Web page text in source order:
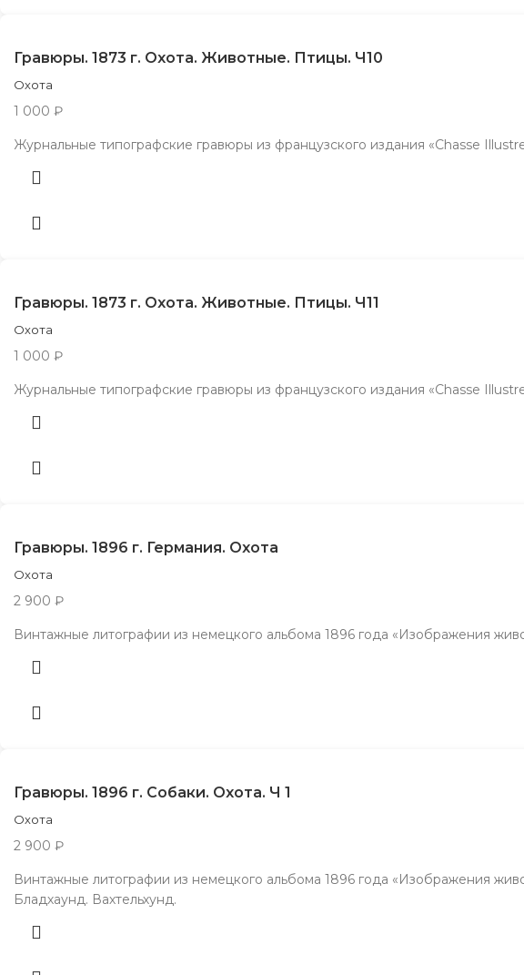
Гравюры. 1873 г. Охота. Животные. Птицы. Ч10
Охота
1 000 ₽
Журнальные типографские гравюры из французского издания «Chasse
Гравюры. 1873 г. Охота. Животные. Птицы. Ч11
Охота
1 000 ₽
Журнальные типографские гравюры из французского издания «Chasse
Гравюры. 1896 г. Германия. Охота
Охота
2 900 ₽
Винтажные литографии из немецкого альбома 1896 года «Изображения
Гравюры. 1896 г. Собаки. Охота. Ч 1
Охота
2 900 ₽
Винтажные литографии из немецкого альбома 1896 года «Изображения
Бладхаунд. Вахтельхунд.